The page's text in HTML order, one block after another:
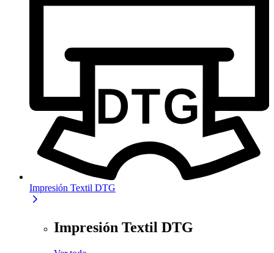
Impresión Textil DTG
Impresión Textil DTG